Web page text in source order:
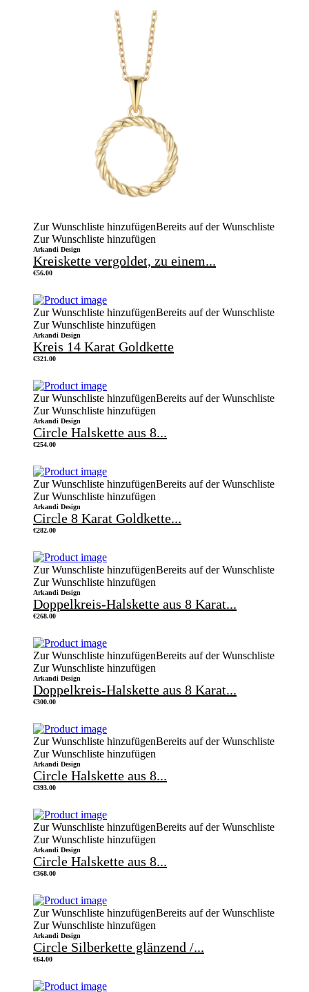
Zur Wunschliste hinzufügenBereits auf der Wunschliste
Zur Wunschliste hinzufügen
Arkandi Design
Kreiskette vergoldet, zu einem...
€56.00
Zur Wunschliste hinzufügenBereits auf der Wunschliste
Zur Wunschliste hinzufügen
Arkandi Design
Kreis 14 Karat Goldkette
€321.00
Zur Wunschliste hinzufügenBereits auf der Wunschliste
Zur Wunschliste hinzufügen
Arkandi Design
Circle Halskette aus 8...
€254.00
Zur Wunschliste hinzufügenBereits auf der Wunschliste
Zur Wunschliste hinzufügen
Arkandi Design
Circle 8 Karat Goldkette...
€282.00
Zur Wunschliste hinzufügenBereits auf der Wunschliste
Zur Wunschliste hinzufügen
Arkandi Design
Doppelkreis-Halskette aus 8 Karat...
€268.00
Zur Wunschliste hinzufügenBereits auf der Wunschliste
Zur Wunschliste hinzufügen
Arkandi Design
Doppelkreis-Halskette aus 8 Karat...
€300.00
Zur Wunschliste hinzufügenBereits auf der Wunschliste
Zur Wunschliste hinzufügen
Arkandi Design
Circle Halskette aus 8...
€393.00
Zur Wunschliste hinzufügenBereits auf der Wunschliste
Zur Wunschliste hinzufügen
Arkandi Design
Circle Halskette aus 8...
€368.00
Zur Wunschliste hinzufügenBereits auf der Wunschliste
Zur Wunschliste hinzufügen
Arkandi Design
Circle Silberkette glänzend /...
€64.00